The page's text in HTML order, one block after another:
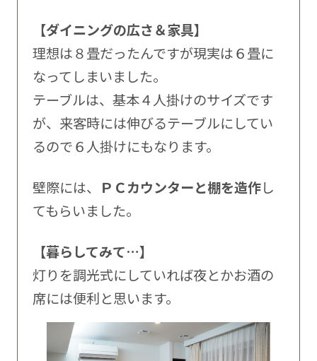
【ダイニングの広さ＆家具】
理想は８畳だったんですが現実は６畳に
なってしまいました。
テーブルは、基本４人掛けのサイズです
が、来客時には伸びるテーブルにしてい
るので６人掛けにもなります。
壁際には、 ＰＣカウンターと棚を造作し
てもらいました。
【暮らしてみて…】
灯りを調光式にしていれば夜とかお酒の
席には便利と思います。